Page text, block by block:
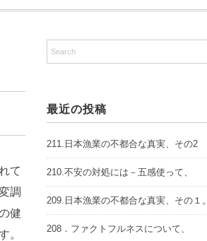
て
調
健
。
最近の投稿
211.日本漁業の不都合な真実、その2
210.不安の対処には－五感使って、
209.日本漁業の不都合な真実、その１。
208．ファクトフルネスについて、